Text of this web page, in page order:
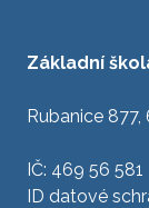
Základní
Rubanice
IČ: 469 56 581
ID datové